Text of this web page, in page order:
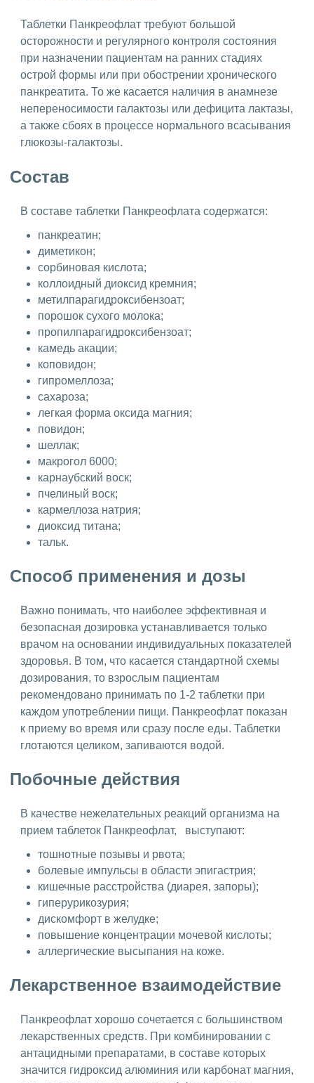
Таблетки Панкреофлат требуют большой
осторожности и регулярного контроля состояния
при назначении пациентам на ранних стадиях
острой формы или при обострении хронического
панкреатита. То же касается наличия в анамнезе
непереносимости галактозы или дефицита лактазы,
а также сбоях в процессе нормального всасывания
глюкозы-галактозы.
Состав
В составе таблетки Панкреофлата содержатся:
панкреатин;
диметикон;
сорбиновая кислота;
коллоидный диоксид кремния;
метилпарагидроксибензоат;
порошок сухого молока;
пропилпарагидроксибензоат;
камедь акации;
коповидон;
гипромеллоза;
сахароза;
легкая форма оксида магния;
повидон;
шеллак;
макрогол 6000;
карнаубский воск;
пчелиный воск;
кармеллоза натрия;
диоксид титана;
тальк.
Способ применения и дозы
Важно понимать, что наиболее эффективная и
безопасная дозировка устанавливается только
врачом на основании индивидуальных показателей
здоровья. В том, что касается стандартной схемы
дозирования, то взрослым пациентам
рекомендовано принимать по 1-2 таблетки при
каждом употреблении пищи. Панкреофлат показан
к приему во время или сразу после еды. Таблетки
глотаются целиком, запиваются водой.
Побочные действия
В качестве нежелательных реакций организма на
прием таблеток Панкреофлат, выступают:
тошнотные позывы и рвота;
болевые импульсы в области эпигастрия;
кишечные расстройства (диарея, запоры);
гиперурикозурия;
дискомфорт в желудке;
повышение концентрации мочевой кислоты;
аллергические высыпания на коже.
Лекарственное взаимодействие
Панкреофлат хорошо сочетается с большинством
лекарственных средств. При комбинировании с
антацидными препаратами, в составе которых
значится гидроксид алюминия или карбонат магния,